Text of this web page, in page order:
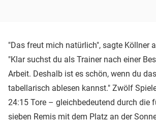
"Das freut mich natürlich", sagte Köllner
"Klar suchst du als Trainer nach einer
Arbeit. Deshalb ist es schön, wenn du
tabellarisch ablesen kannst." Zwölf
24:15 Tore – gleichbedeutend durch die
sieben Remis mit dem Platz an der